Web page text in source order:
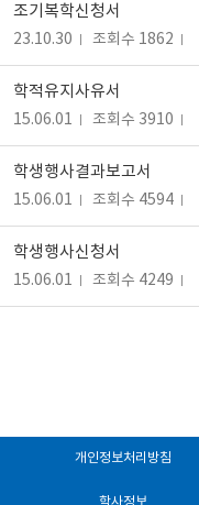
조기복학신청서
23.10.30 조회수 1862
학적유지사유서
15.06.01 조회수 3910
학생행사결과보고서
15.06.01 조회수 4594
학생행사신청서
15.06.01 조회수 4249
개인정보처리방침